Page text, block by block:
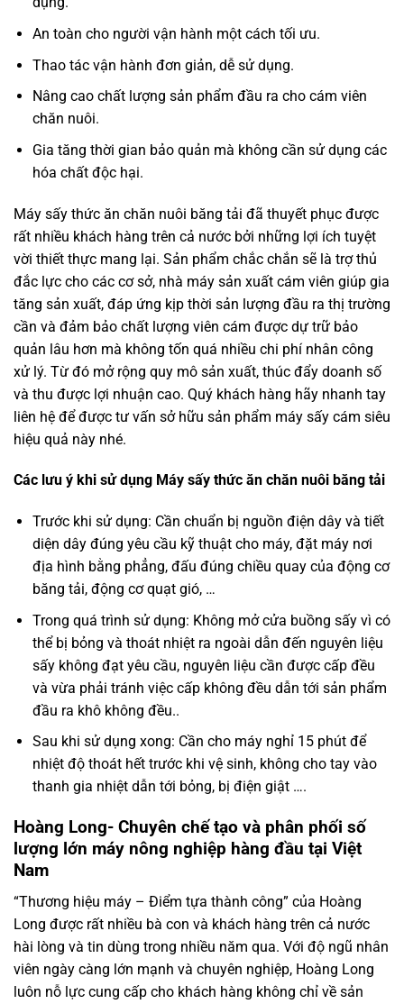
An toàn cho người vận hành một cách tối ưu.
Thao tác vận hành đơn giản, dễ sử dụng.
Nâng cao chất lượng sản phẩm đầu ra cho cám viên
chăn nuôi.
Gia tăng thời gian bảo quản mà không cần sử dụng các
hóa chất độc hại.
Máy sấy thức ăn chăn nuôi băng tải đã thuyết phục được
rất nhiều khách hàng trên cả nước bởi những lợi ích tuyệt
vời thiết thực mang lại. Sản phẩm chắc chắn sẽ là trợ thủ
đắc lực cho các cơ sở, nhà máy sản xuất cám viên giúp gia
tăng sản xuất, đáp ứng kịp thời sản lượng đầu ra thị trường
cần và đảm bảo chất lượng viên cám được dự trữ bảo
quản lâu hơn mà không tốn quá nhiều chi phí nhân công
xử lý. Từ đó mở rộng quy mô sản xuất, thúc đẩy doanh số
và thu được lợi nhuận cao. Quý khách hàng hãy nhanh tay
liên hệ để được tư vấn sở hữu sản phẩm máy sấy cám siêu
hiệu quả này nhé.
Các lưu ý khi sử dụng Máy sấy thức ăn chăn nuôi băng tải
Trước khi sử dụng: Cần chuẩn bị nguồn điện dây và tiết
diện dây đúng yêu cầu kỹ thuật cho máy, đặt máy nơi
địa hình bằng phẳng, đấu đúng chiều quay của động cơ
băng tải, động cơ quạt gió, …
Trong quá trình sử dụng: Không mở cửa buồng sấy vì có
thể bị bỏng và thoát nhiệt ra ngoài dẫn đến nguyên liệu
sấy không đạt yêu cầu, nguyên liệu cần được cấp đều
và vừa phải tránh việc cấp không đều dẫn tới sản phẩm
đầu ra khô không đều..
Sau khi sử dụng xong: Cần cho máy nghỉ 15 phút để
nhiệt độ thoát hết trước khi vệ sinh, không cho tay vào
thanh gia nhiệt dẫn tới bỏng, bị điện giật ….
Hoàng Long- Chuyên chế tạo và phân phối số
lượng lớn máy nông nghiệp hàng đầu tại Việt
Nam
“Thương hiệu máy – Điểm tựa thành công” của Hoàng
Long được rất nhiều bà con và khách hàng trên cả nước
hài lòng và tin dùng trong nhiều năm qua. Với độ ngũ nhân
viên ngày càng lớn mạnh và chuyên nghiệp, Hoàng Long
luôn nỗ lực cung cấp cho khách hàng không chỉ về sản